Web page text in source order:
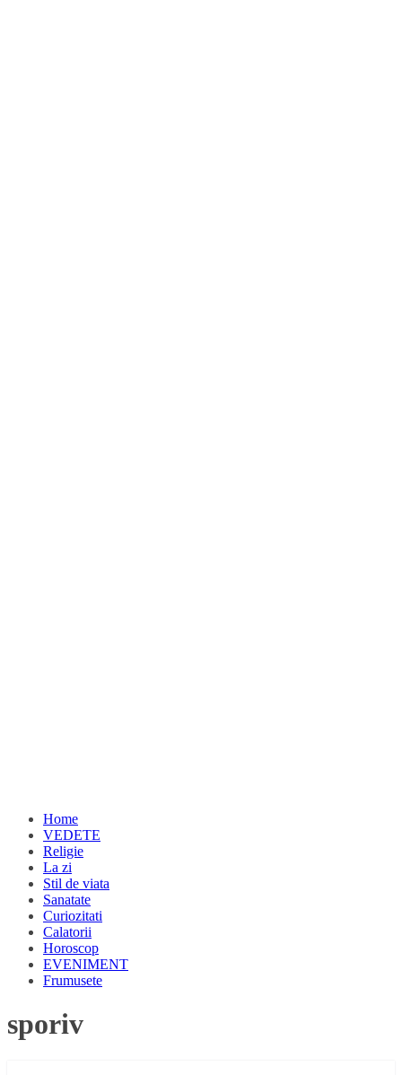
Home
VEDETE
Religie
La zi
Stil de viata
Sanatate
Curiozitati
Calatorii
Horoscop
EVENIMENT
Frumusete
sporiv